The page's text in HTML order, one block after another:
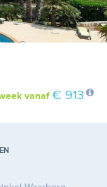
vanaf € 913